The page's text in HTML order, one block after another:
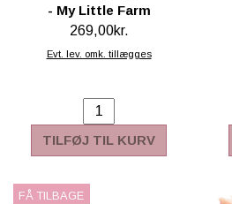
- My Little Farm
269,00kr.
Evt. lev. omk. tillægges
TILFØJ TIL KURV
FÅ TILBAGE